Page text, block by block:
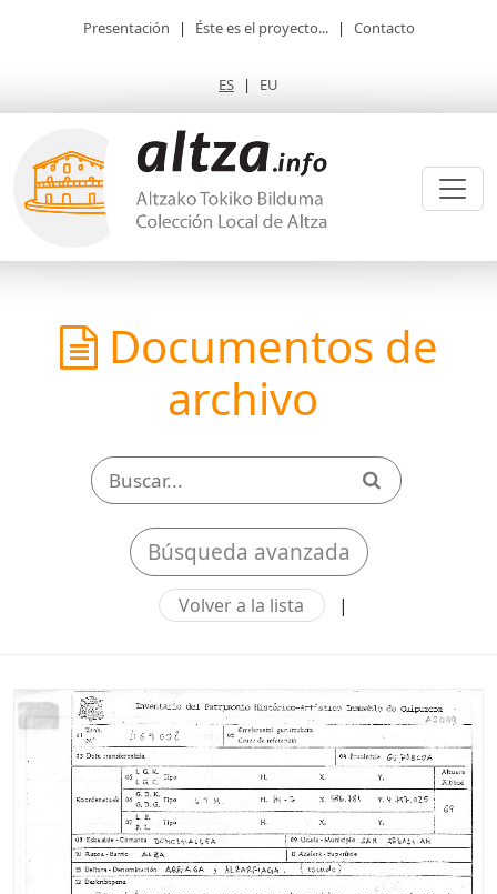
Presentación | Éste es el proyecto... | Contacto
ES | EU
Documentos de
archivo
Búsqueda avanzada
Volver a la lista |